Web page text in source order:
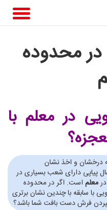
محدوده
در معلم با
33 سال سابقه درخشان و اخذ نشان
پیاپی دارای شعب بسیاری در
معلم است. اگر در محدوده
با سابقه با چندین نشان برتری
فرش دست بافت شما باشد؟